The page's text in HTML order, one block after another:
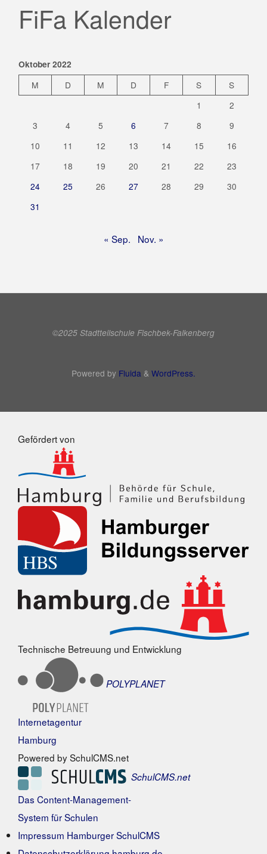
FiFa Kalender
Oktober 2022
M D M D F S
S
1
2
3
4 5 6 7 8
9
10
11 12 13 14 15
16
17
18 19 20 21 22
23
24
25 26 27 28 29
30
31
« Sep. Nov. »
©2025 Stadtteilschule Fischbek-Falkenberg
Powered by Fluida & WordPress.
Gefördert von
Technische Betreuung und Entwicklung
POLYPLANET
Internetagentur
Hamburg
Powered by SchulCMS.net
SchulCMS.net
Das Content-Management-
System für Schulen
Impressum Hamburger SchulCMS